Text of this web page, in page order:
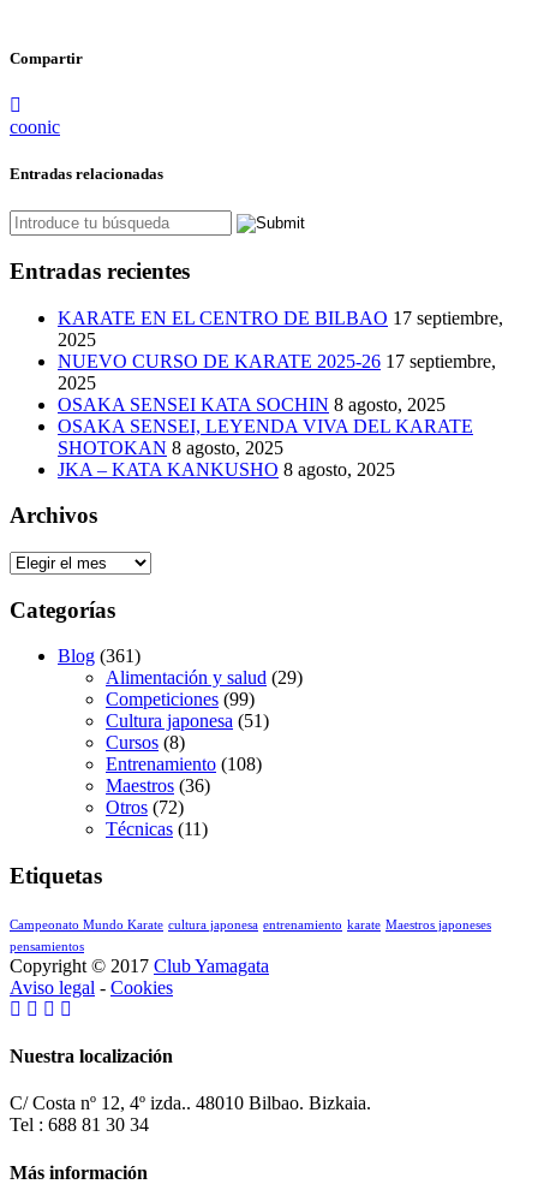
Compartir
coonic
Entradas relacionadas
Entradas recientes
KARATE EN EL CENTRO DE BILBAO 17 septiembre,
2025
NUEVO CURSO DE KARATE 2025-26 17 septiembre,
2025
OSAKA SENSEI KATA SOCHIN 8 agosto, 2025
OSAKA SENSEI, LEYENDA VIVA DEL KARATE
SHOTOKAN 8 agosto, 2025
JKA – KATA KANKUSHO 8 agosto, 2025
Archivos
Archivos
Categorías
Blog (361)
Alimentación y salud (29)
Competiciones (99)
Cultura japonesa (51)
Cursos (8)
Entrenamiento (108)
Maestros (36)
Otros (72)
Técnicas (11)
Etiquetas
Campeonato Mundo Karate cultura japonesa entrenamiento karate Maestros japoneses
pensamientos
Copyright © 2017 Club Yamagata
Aviso legal - Cookies
Nuestra localización
C/ Costa nº 12, 4º izda.. 48010 Bilbao. Bizkaia.
Tel : 688 81 30 34
Más información